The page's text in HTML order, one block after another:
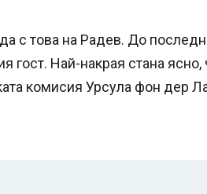
с това на Радев. До
гост. Най-накрая стана
комисия Урсула фон дер